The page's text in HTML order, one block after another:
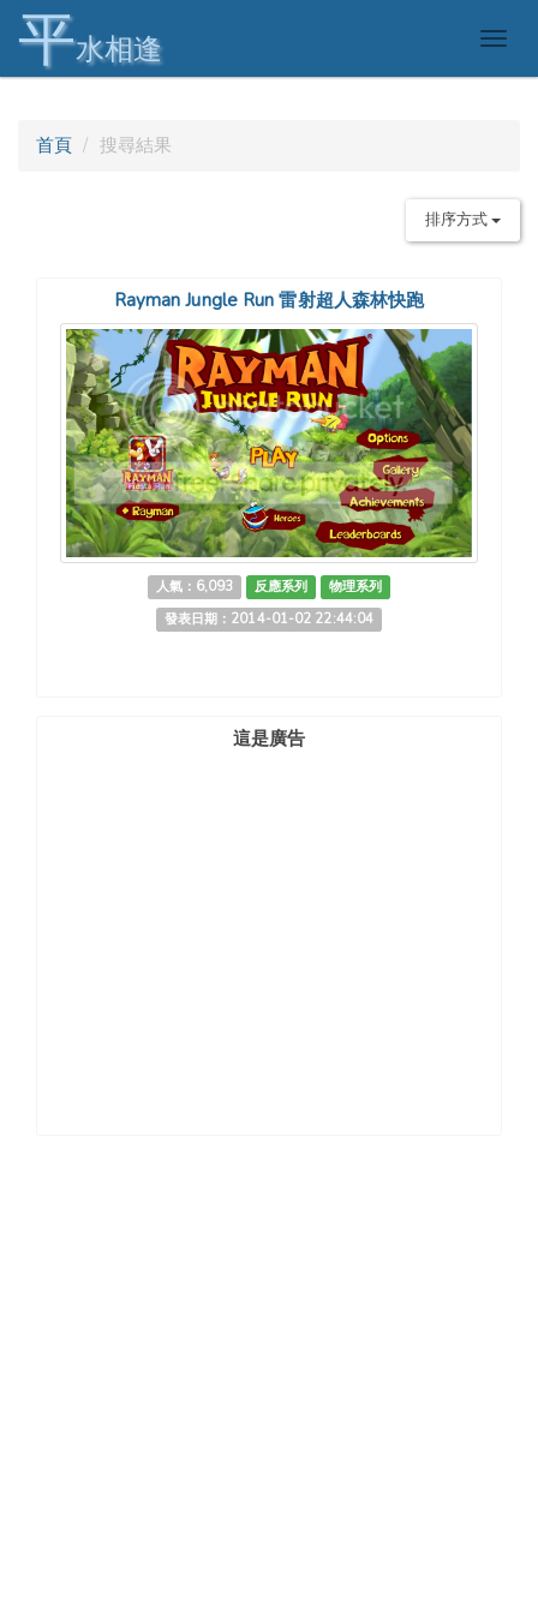
平水相逢
首頁 搜尋結果
排序方式
Rayman Jungle Run 雷射超人森林快跑
人氣：6,093 反應系列
物理系列
發表日期：2014-01-02 22:44:04
這是廣告